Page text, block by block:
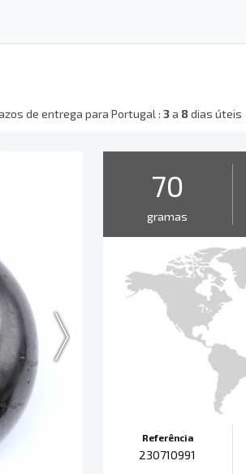
de entrega para Portugal :3a 8dias úteis
70
gramas
Referência
230710991